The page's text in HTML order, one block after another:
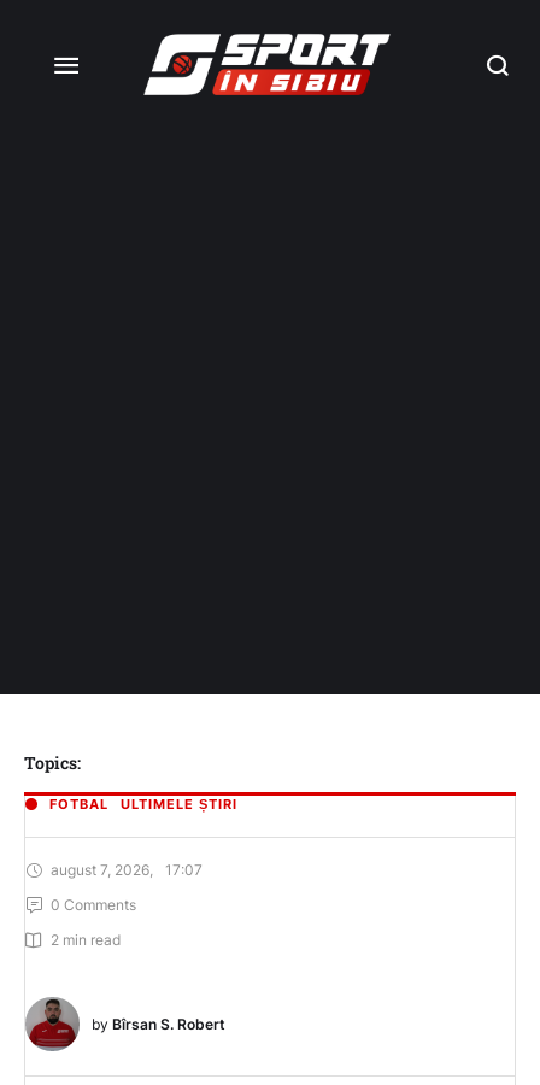
Topics:
FOTBAL ULTIMELE ȘTIRI
august 7, 2026
17:07
0 Comments
2 min read
by Bîrsan S. Robert